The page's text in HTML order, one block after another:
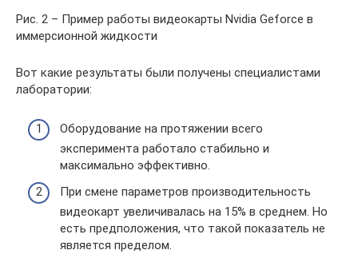
Рис. 2 – Пример работы видеокарты Nvidia Geforce в
иммерсионной жидкости
Вот какие результаты были получены специалистами
лаборатории:
Оборудование на протяжении всего
эксперимента работало стабильно и
максимально эффективно.
При смене параметров производительность
видеокарт увеличивалась на 15% в среднем. Но
есть предположения, что такой показатель не
является пределом.